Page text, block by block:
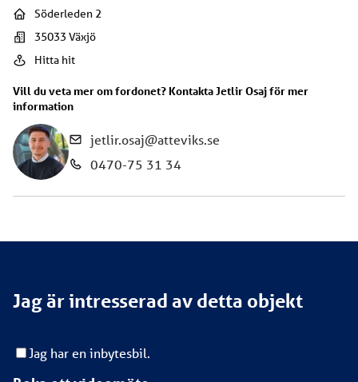
Söderleden 2
35033Växjö
Hitta hit
Vill du veta mer om fordonet? KontaktaJetlir Osajför mer
information
jetlir.osaj@atteviks.se
0470-75 31 34
Jag är intresserad av detta objekt
Jag har en inbytesbil.